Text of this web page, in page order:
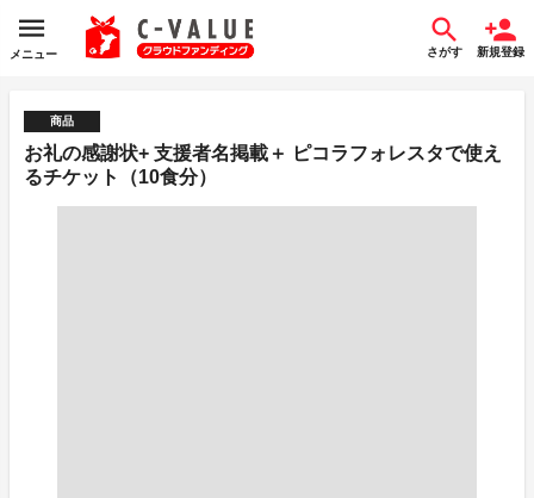
メニュー さがす 新規登録
商品
お礼の感謝状+ 支援者名掲載＋ ピコラフォレスタで使え
るチケット（10食分）